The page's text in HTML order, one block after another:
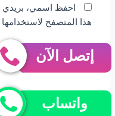
احفظ اسمي، بريدي
هذا المتصفح
إتصل الآن
واتساب